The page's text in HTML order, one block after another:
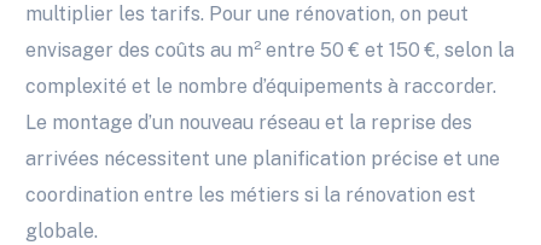
multiplier les tarifs. Pour une rénovation, on peut
envisager des coûts au m² entre 50 € et 150 €, selon la
complexité et le nombre d’équipements à raccorder.
Le montage d’un nouveau réseau et la reprise des
arrivées nécessitent une planification précise et une
coordination entre les métiers si la rénovation est
globale.